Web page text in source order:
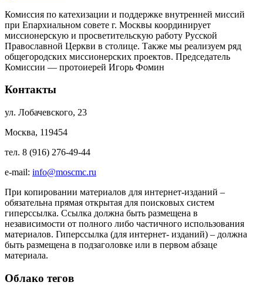
Комиссия по катехизации и поддержке внутренней миссий
при Епархиальном совете г. Москвы координирует
миссионерскую и просветительскую работу Русской
Православной Церкви в столице. Также мы реализуем ряд
общегородских миссионерских проектов. Председатель
Комиссии — протоиерей Игорь Фомин
Контакты
ул. Лобачевского, 23
Москва, 119454
тел. 8 (916) 276-49-44
e-mail: info@moscmc.ru
При копировании материалов для интернет-изданий –
обязательна прямая открытая для поисковых систем
гиперссылка. Ссылка должна быть размещена в
независимости от полного либо частичного использования
материалов. Гиперссылка (для интернет- изданий) – должна
быть размещена в подзаголовке или в первом абзаце
материала.
Облако тегов